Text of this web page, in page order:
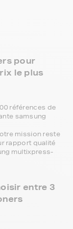
pour
le plus
références de
samsung
mission reste
rapport qualité
multixpress-
entre 3